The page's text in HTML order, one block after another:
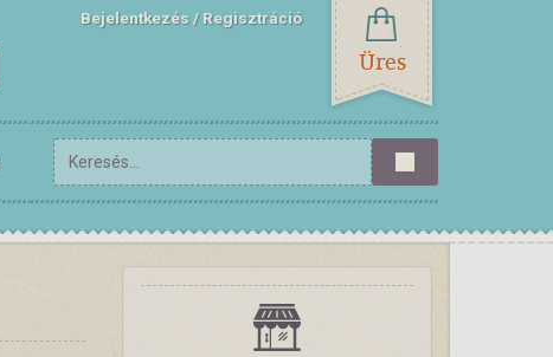
Bejelentkezés Regisztráció
Üres